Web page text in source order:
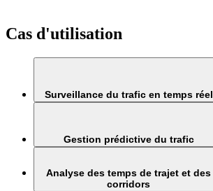
Cas d'utilisation
Surveillance du trafic en temps réel
Gestion prédictive du trafic
Analyse des temps de trajet et des
corridors